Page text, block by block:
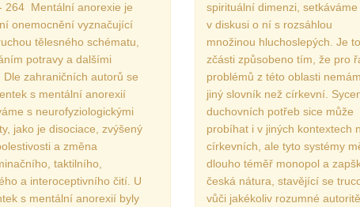
264 Mentální anorexie je
onemocnění vyznačující
tělesného schématu,
potravy a dalšími
Dle zahraničních autorů se
s mentální anorexií
s neurofyziologickými
jako je disociace, zvýšený
a změna
taktilního,
a interoceptivního čití. U
s mentální anorexií byly
spirituální dimenzi, setkáváme
v diskusi o ní s rozsáhlou
množinou hluchoslepých. Je to
zčásti způsobeno tím, že pro
problémů z této oblasti
jiný slovník než církevní.
duchovních potřeb sice může
probíhat i v jiných kontextech
církevních, ale tyto systémy
dlouho téměř monopol a
česká nátura, stavějící se
vůči jakékoliv rozumné